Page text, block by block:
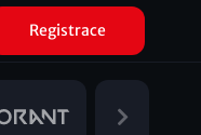
Registrace